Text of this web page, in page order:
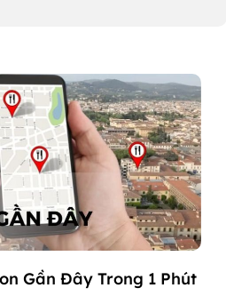
Gần Đây Trong 1 Phút